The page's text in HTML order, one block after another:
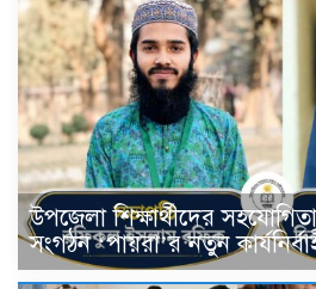
উপজেলা শিক্ষার্থীদের
সংগঠন ‘পায়রা’র নতুন